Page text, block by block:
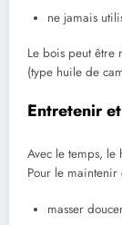
ne jamais
Le bois peut être
(type huile de
Entretenir
Avec le temps,
Pour le maintenir
masser